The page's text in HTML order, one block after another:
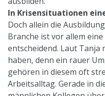
In Krisensituationen
Doch allein die
Branche ist vor allem
entscheidend. Laut Tanja
haben, denn ein rauer
gehören in diesem oft
Arbeitsalltag. Gerade in